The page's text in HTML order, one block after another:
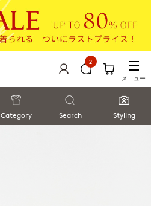
2
メニュー
Category Search Styling